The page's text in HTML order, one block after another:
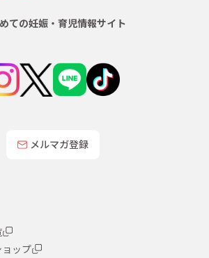
ての妊娠・育児情報サイト
メルマガ登録
ップ